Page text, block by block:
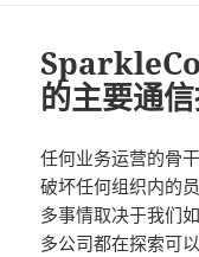
的主要通
任何业务运营的骨
破坏任何组织内的
多事情取决于我们
多公司都在探索可